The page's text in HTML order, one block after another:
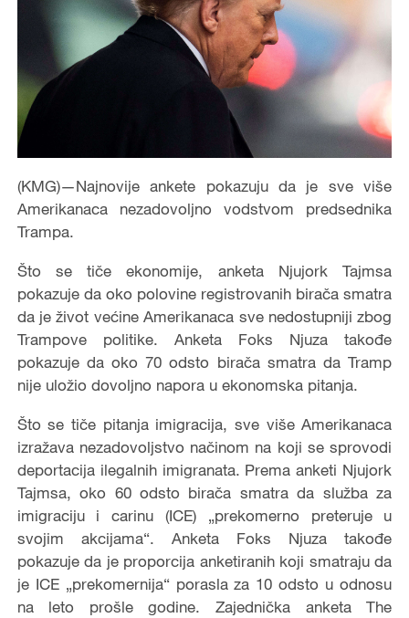
(KMG)—Najnovije ankete pokazuju da je sve više
Amerikanaca nezadovoljno vodstvom predsednika
Trampa.
Što se tiče ekonomije, anketa Njujork Tajmsa
pokazuje da oko polovine registrovanih birača smatra
da je život većine Amerikanaca sve nedostupniji zbog
Trampove politike. Anketa Foks Njuza takođe
pokazuje da oko 70 odsto birača smatra da Tramp
nije uložio dovoljno napora u ekonomska pitanja.
Što se tiče pitanja imigracija, sve više Amerikanaca
izražava nezadovoljstvo načinom na koji se sprovodi
deportacija ilegalnih imigranata. Prema anketi Njujork
Tajmsa, oko 60 odsto birača smatra da služba za
imigraciju i carinu (ICE) „prekomerno preteruje u
svojim akcijama“. Anketa Foks Njuza takođe
pokazuje da je proporcija anketiranih koji smatraju da
je ICE „prekomernija“ porasla za 10 odsto u odnosu
na leto prošle godine. Zajednička anketa The